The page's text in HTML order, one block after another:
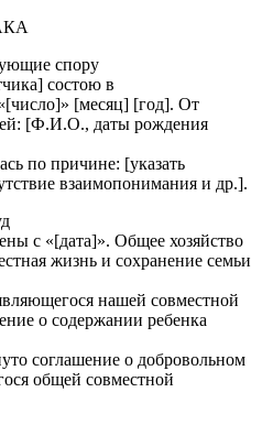
спору
состою в
[месяц] [год]. От
[Ф.И.О., даты рождения
по причине: [указать
взаимопонимания и др.].
с «[дата]». Общее хозяйство
жизнь и сохранение семьи
нашей совместной
о содержании ребенка
соглашение о добровольном
общей совместной